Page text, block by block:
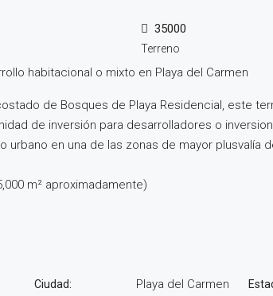
35000
habitacional o mixto en Playa del Carmen
de Bosques de Playa Residencial, este
de inversión para desarrolladores o
en una de las zonas de mayor plusvalía
m² aproximadamente)
Playa del Carmen